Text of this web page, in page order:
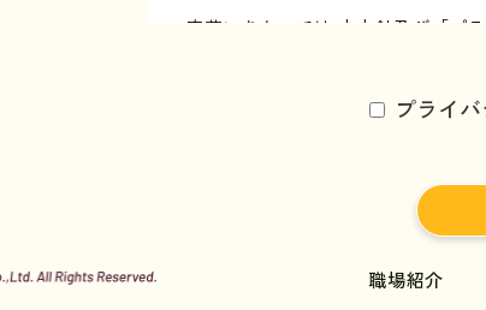
応募にあたっては,本方針及び「プ
第1条（個人情報の利用目的）
応募者の方へのご連絡
プライ
職場紹介